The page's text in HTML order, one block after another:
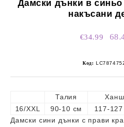
Дамски дънки в синьо
накъсани
€34.99
Код:
Талия Ханш
16/XXL
90-10 см 117-
Дамски сини дънки с прави